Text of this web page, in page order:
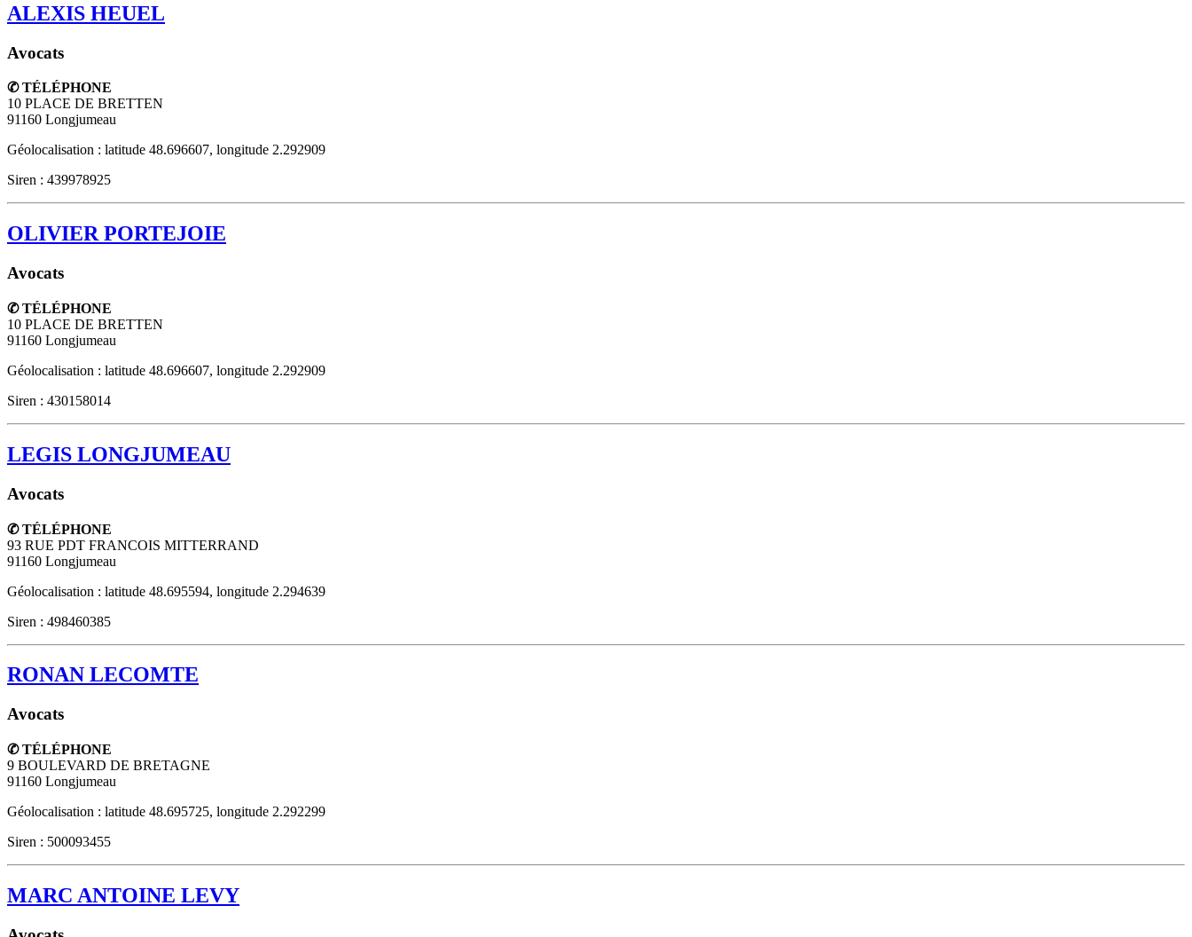
ALEXIS HEUEL
Avocats
✆ TÉLÉPHONE
10 PLACE DE BRETTEN
91160 Longjumeau
Géolocalisation : latitude 48.696607, longitude 2.292909
Siren : 439978925
OLIVIER PORTEJOIE
Avocats
✆ TÉLÉPHONE
10 PLACE DE BRETTEN
91160 Longjumeau
Géolocalisation : latitude 48.696607, longitude 2.292909
Siren : 430158014
LEGIS LONGJUMEAU
Avocats
✆ TÉLÉPHONE
93 RUE PDT FRANCOIS MITTERRAND
91160 Longjumeau
Géolocalisation : latitude 48.695594, longitude 2.294639
Siren : 498460385
RONAN LECOMTE
Avocats
✆ TÉLÉPHONE
9 BOULEVARD DE BRETAGNE
91160 Longjumeau
Géolocalisation : latitude 48.695725, longitude 2.292299
Siren : 500093455
MARC ANTOINE LEVY